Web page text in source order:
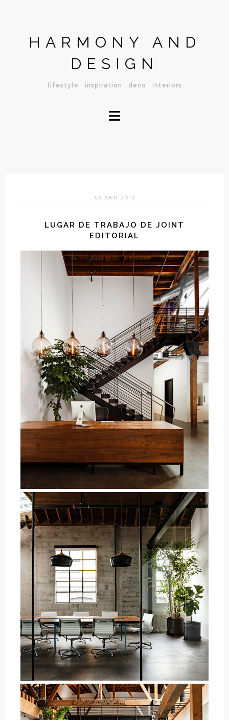
HARMONY AND
DESIGN
lifestyle · inspiration · deco · interiors
≡
30 ABR 2013
LUGAR DE TRABAJO DE JOINT
EDITORIAL